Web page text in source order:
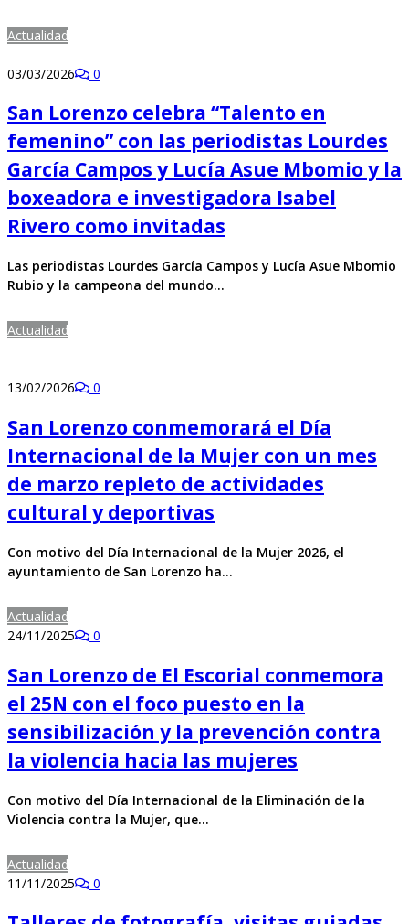
Actualidad
03/03/2026 0
San Lorenzo celebra “Talento en
femenino” con las periodistas Lourdes
García Campos y Lucía Asue Mbomio y la
boxeadora e investigadora Isabel
Rivero como invitadas
Las periodistas Lourdes García Campos y Lucía Asue Mbomio
Rubio y la campeona del mundo…
Actualidad
13/02/2026 0
San Lorenzo conmemorará el Día
Internacional de la Mujer con un mes
de marzo repleto de actividades
cultural y deportivas
Con motivo del Día Internacional de la Mujer 2026, el
ayuntamiento de San Lorenzo ha…
Actualidad
24/11/2025
0
San Lorenzo de El Escorial conmemora
el 25N con el foco puesto en la
sensibilización y la prevención contra
la violencia hacia las mujeres
Con motivo del Día Internacional de la Eliminación de la
Violencia contra la Mujer, que…
Actualidad
11/11/2025
0